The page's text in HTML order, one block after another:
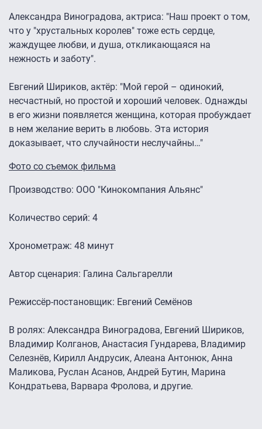
Александра Виноградова, актриса: "Наш проект о том,
что у "хрустальных королев" тоже есть сердце,
жаждущее любви, и душа, откликающаяся на
нежность и заботу".
Евгений Шириков, актёр: "Мой герой – одинокий,
несчастный, но простой и хороший человек. Однажды
в его жизни появляется женщина, которая пробуждает
в нем желание верить в любовь. Эта история
доказывает, что случайности неслучайны…"
Фото со съемок фильма
Производство: ООО "Кинокомпания Альянс"
Количество серий: 4
Хронометраж: 48 минут
Автор сценария: Галина Сальгарелли
Режиссёр-постановщик: Евгений Семёнов
В ролях: Александра Виноградова, Евгений Шириков,
Владимир Колганов, Анастасия Гундарева, Владимир
Селезнёв, Кирилл Андрусик, Алеана Антонюк, Анна
Маликова, Руслан Асанов, Андрей Бутин, Марина
Кондратьева, Варвара Фролова, и другие.